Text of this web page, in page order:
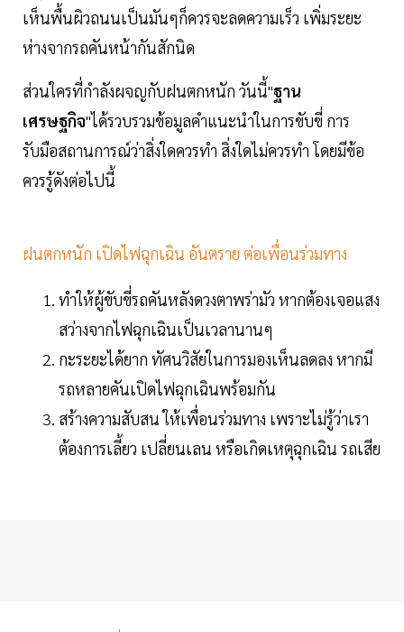
เห็นพื้นผิวถนนเป็นมันๆก็ควรจะลดความเร็ว เพิ่มระยะ
ห่างจากรถคันหน้ากันสักนิด
ส่วนใครที่กำลังผจญกับฝนตกหนัก วันนี้"ฐาน
เศรษฐกิจ"ได้รวบรวมข้อมูลคำแนะนำในการขับขี่ การ
รับมือสถานการณ์ว่าสิ่งใดควรทำ สิ่งใดไม่ควรทำ โดยมีข้อ
ควรรู้ดังต่อไปนี้
ฝนตกหนัก เปิดไฟฉุกเฉิน อันตราย ต่อเพื่อนร่วมทาง
ทำให้ผู้ขับขี่รถคันหลังดวงตาพร่ามัว หากต้องเจอแสง
สว่างจากไฟฉุกเฉินเป็นเวลานานๆ
กะระยะได้ยาก ทัศนวิสัยในการมองเห็นลดลง หากมี
รถหลายคันเปิดไฟฉุกเฉินพร้อมกัน
สร้างความสับสน ให้เพื่อนร่วมทาง เพราะไม่รู้ว่าเรา
ต้องการเลี้ยว เปลี่ยนเลน หรือเกิดเหตุฉุกเฉิน รถเสีย